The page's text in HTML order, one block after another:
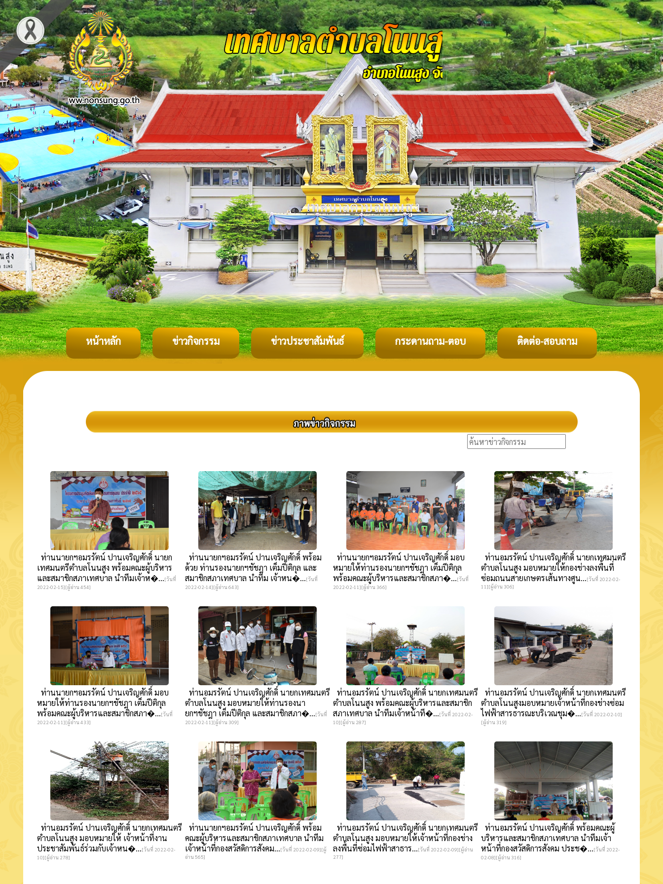
หน้าหลัก ข่าวกิจกรรม ข่าวประชาสัมพันธ์ กระดานถาม-ตอบ ติดต่อ-สอบถาม
ท่านนายกฯอมรรัตน์ ปานเจริญศักดิ์ นายก
เทศมนตรีตำบลโนนสูง พร้อมคณะผู้บริหาร
และสมาชิกสภาเทศบาล นำทีมเจ้าห�...[วันที่
2022-02-15][ผู้อ่าน 454]
ท่านนายกฯอมรรัตน์ ปานเจริญศักดิ์ พร้อม
ด้วย ท่านรองนายกฯชัชฎา เต็มปีติกุล และ
สมาชิกสภาเทศบาล นำทีม เจ้าหน�...[วันที่
2022-02-14][ผู้อ่าน 643]
ท่านนายกฯอมรรัตน์ ปานเจริญศักดิ์ มอบ
หมายให้ท่านรองนายกฯชัชฎา เต็มปีติกุล
พร้อมคณะผู้บริหารและสมาชิกสภา�...[วันที่
2022-02-11][ผู้อ่าน 366]
ท่านอมรรัตน์ ปานเจริญศักดิ์ นายกเทศมนตรี
ตำบลโนนสูง มอบหมายให้กองช่างลงพื้นที่
ซ่อมถนนสายเกษตรเส้นทางศูน...[วันที่ 2022-02-
11][ผู้อ่าน 306]
ท่านนายกฯอมรรัตน์ ปานเจริญศักดิ์ มอบ
หมายให้ท่านรองนายกฯชัชฎา เต็มปีติกุล
พร้อมคณะผู้บริหารและสมาชิกสภา�...[วันที่
2022-02-11][ผู้อ่าน 433]
ท่านอมรรัตน์ ปานเจริญศักดิ์ นายกเทศมนตรี
ตำบลโนนสูง มอบหมายให้ท่านรองนา
ยกฯชัชฎา เต็มปีติกุล และสมาชิกสภา�...[วันที่
2022-02-11][ผู้อ่าน 309]
ท่านอมรรัตน์ ปานเจริญศักดิ์ นายกเทศมนตรี
ตำบลโนนสูง พร้อมคณะผู้บริหารและสมาชิก
สภาเทศบาล นำทีมเจ้าหน้าที�...[วันที่ 2022-02-
10][ผู้อ่าน 287]
ท่านอมรรัตน์ ปานเจริญศักดิ์ นายกเทศมนตรี
ตำบลโนนสูงมอบหมายเจ้าหน้าที่กองช่างซ่อม
ไฟฟ้าสารธารณะบริเวณชุม�...[วันที่ 2022-02-10]
[ผู้อ่าน 319]
ท่านอมรรัตน์ ปานเจริญศักดิ์ นายกเทศมนตรี
ตำบลโนนสูง มอบหมายให้ เจ้าหน้าที่งาน
ประชาสัมพันธ์ร่วมกับเจ้าหน�...[วันที่ 2022-02-
10][ผู้อ่าน 278]
ท่านนายกฯอมรรัตน์ ปานเจริญศักดิ์ พร้อม
คณะผู้บริหารและสมาชิกสภาเทศบาล นำทีม
เจ้าหน้าที่กองสวัสดิการสังคม...[วันที่ 2022-02-09][ผู้
อ่าน 565]
ท่านอมรรัตน์ ปานเจริญศักดิ์ นายกเทศมนตรี
ตำบลโนนสูง มอบหมายให้เจ้าหน้าที่กองช่าง
ลงพื้นที่ซ่อมไฟฟ้าสาธาร...[วันที่ 2022-02-09][ผู้อ่าน
277]
ท่านอมรรัตน์ ปานเจริญศักดิ์ พร้อมคณะผู้
บริหารและสมาชิกสภาเทศบาล นำทีมเจ้า
หน้าที่กองสวัสดิการสังคม ประช�...[วันที่ 2022-
02-08][ผู้อ่าน 316]